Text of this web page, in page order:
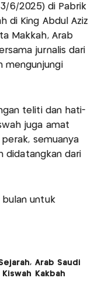
6/2025) di Pabrik
di King Abdul Aziz
Makkah, Arab
jurnalis dari
mengunjungi
teliti dan hati-
juga amat
semuanya
didatangkan dari
bulan untuk
Arab Saudi
Kakbah